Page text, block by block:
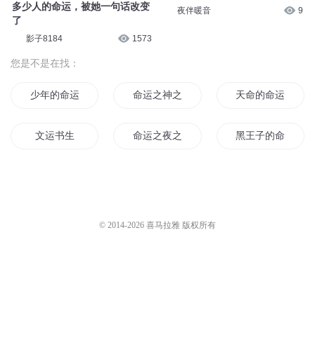
多少人的命运，被她一句话改变
了
影子8184 1573
夜伴暖音 9
您是不是在找：
少年的命运 命运之神之下神界 天命的命运
文运书生 命运之夜之美学 黑王子的命运夜
© 2014-2026 喜马拉雅 版权所有